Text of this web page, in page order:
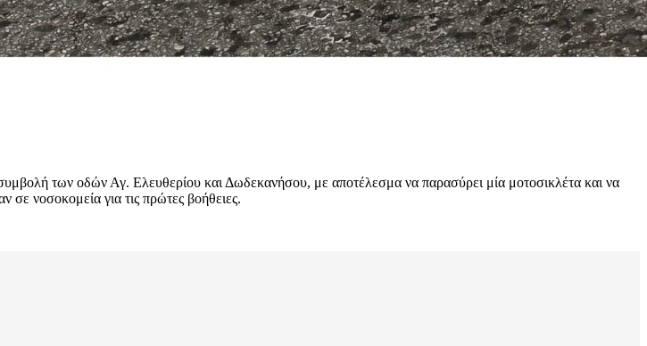
των οδών Αγ. Ελευθερίου και Δωδεκανήσου, με αποτέλεσμα να παρασύρει μία μοτοσικλέτα και να
σε νοσοκομεία για τις πρώτες βοήθειες.